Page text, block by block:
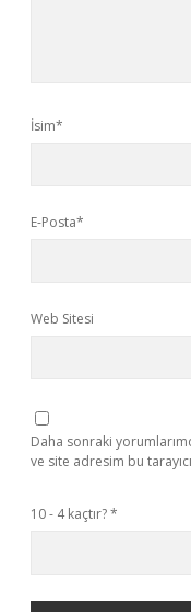
İsim*
E-Posta*
Web Sitesi
Daha sonraki
ve site adresim bu
10 - 4 kaçtır?*